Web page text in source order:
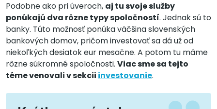
Podobne ako pri úveroch, aj tu svoje služby
ponúkajú dva rôzne typy spoločností. Jednak sú to
banky. Túto možnosť ponúka väčšina slovenských
bankových domov, pričom investovať sa dá už od
niekoľkých desiatok eur mesačne. A potom tu máme
rôzne súkromné spoločnosti. Viac sme sa tejto
téme venovali v sekcii investovanie.